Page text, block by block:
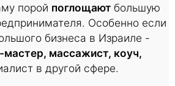
порой поглощают большую
Особенно если
бизнеса в Израиле -
мастер, массажист, коуч,
в другой сфере.